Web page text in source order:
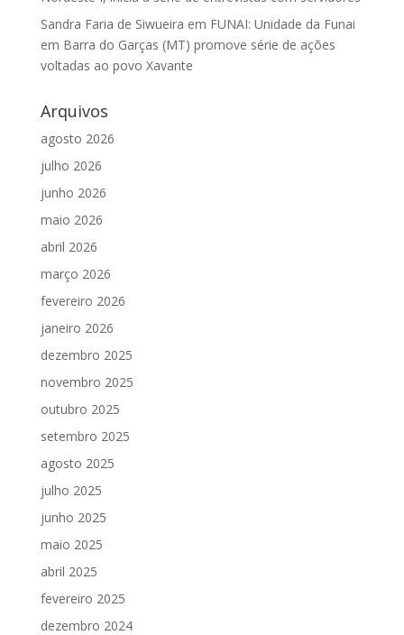
Sandra Faria de Siwueira em FUNAI: Unidade da Funai
em Barra do Garças (MT) promove série de ações
voltadas ao povo Xavante
Arquivos
agosto 2026
julho 2026
junho 2026
maio 2026
abril 2026
março 2026
fevereiro 2026
janeiro 2026
dezembro 2025
novembro 2025
outubro 2025
setembro 2025
agosto 2025
julho 2025
junho 2025
maio 2025
abril 2025
fevereiro 2025
dezembro 2024